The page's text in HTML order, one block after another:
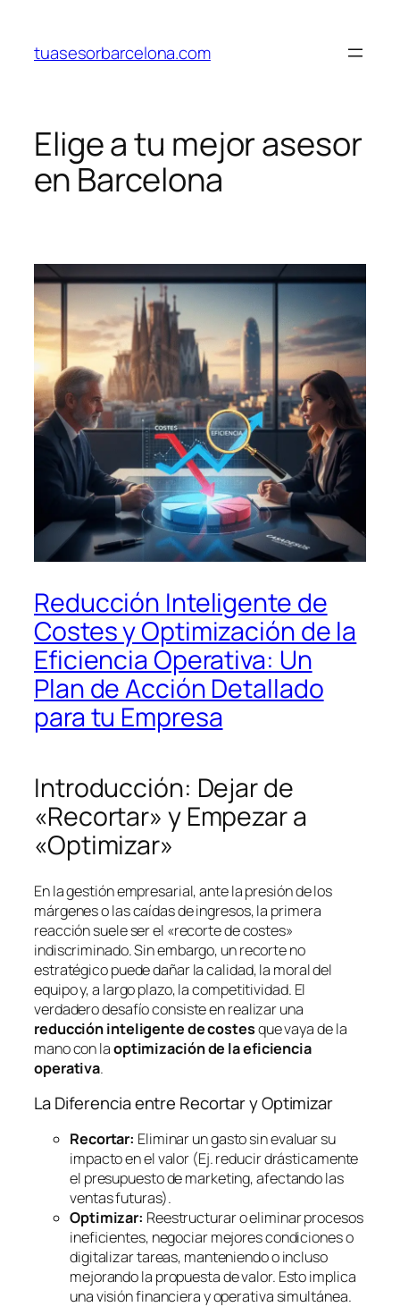
contenido
tuasesorbarcelona.com
Elige a tu mejor asesor
en Barcelona
Reducción Inteligente de
Costes y Optimización de la
Eficiencia Operativa: Un
Plan de Acción Detallado
para tu Empresa
Introducción: Dejar de
«Recortar» y Empezar a
«Optimizar»
En la gestión empresarial, ante la presión de los
márgenes o las caídas de ingresos, la primera
reacción suele ser el «recorte de costes»
indiscriminado. Sin embargo, un recorte no
estratégico puede dañar la calidad, la moral del
equipo y, a largo plazo, la competitividad. El
verdadero desafío consiste en realizar una
reducción inteligente de costesque vaya de la
mano con laoptimización de la eficiencia
operativa.
La Diferencia entre Recortar y Optimizar
Recortar: Eliminar un gasto sin evaluar su
impacto en el valor (Ej. reducir drásticamente
el presupuesto de marketing, afectando las
ventas futuras).
Optimizar: Reestructurar o eliminar procesos
ineficientes, negociar mejores condiciones o
digitalizar tareas, manteniendo o incluso
mejorando la propuesta de valor. Esto implica
una visión financiera y operativa simultánea.